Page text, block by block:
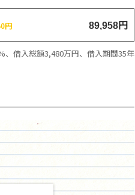
円 89,958円
、借入総額3,480万円、借入期間35年